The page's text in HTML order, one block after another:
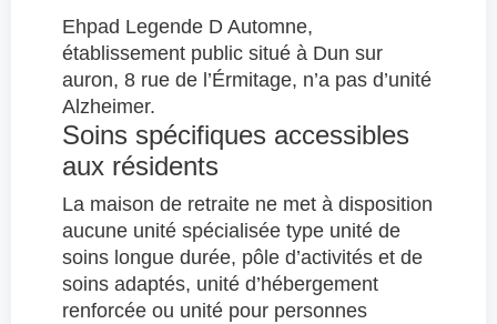
Ehpad Legende D Automne,
établissement public situé à Dun sur
auron, 8 rue de l’Érmitage, n’a pas d’unité
Alzheimer.
Soins spécifiques accessibles
aux résidents
La maison de retraite ne met à disposition
aucune unité spécialisée type unité de
soins longue durée, pôle d’activités et de
soins adaptés, unité d’hébergement
renforcée ou unité pour personnes